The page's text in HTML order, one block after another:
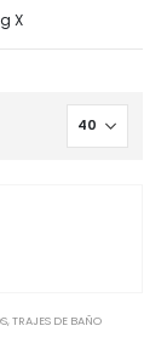
X
,TRAJES DE BAÑO